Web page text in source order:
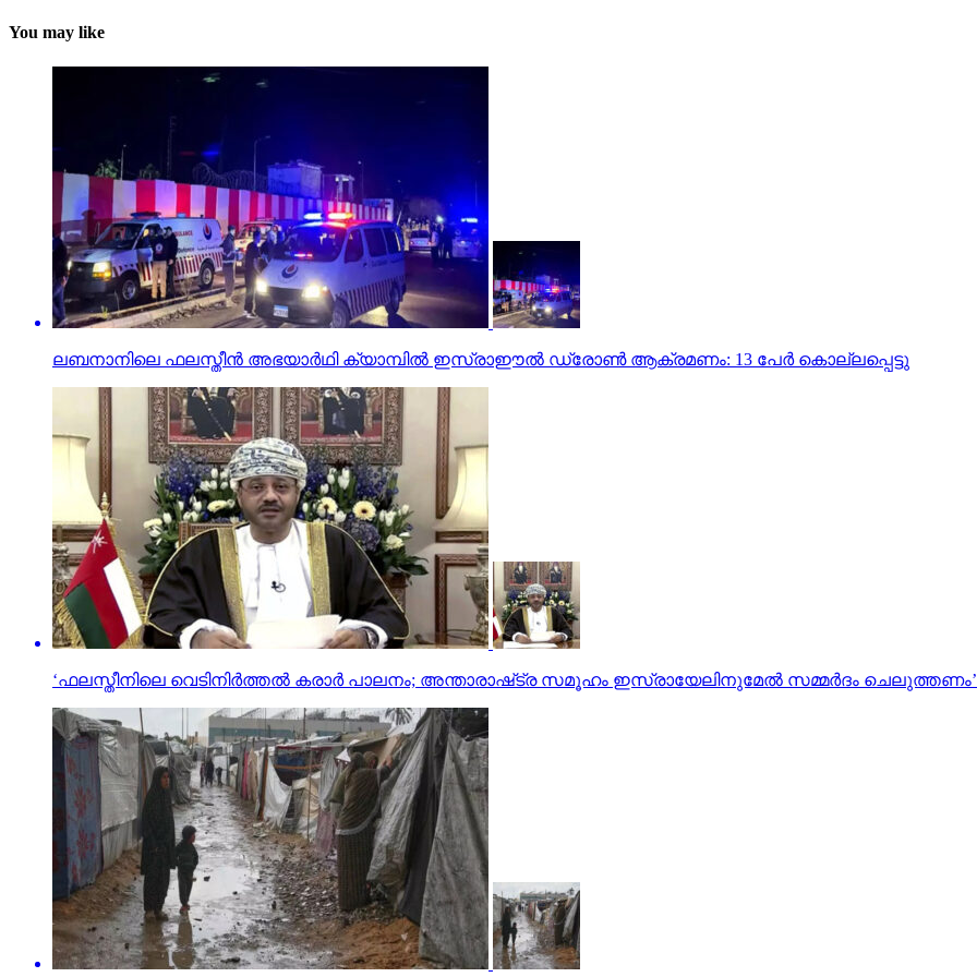
You may like
ലബനാനിലെ ഫലസ്തീന്‍ അഭയാര്‍ഥി ക്യാമ്പില്‍ ഇസ്രാഈല്‍ ഡ്രോണ്‍ ആക്രമണം: 13 പേര്‍ കൊല്ലപ്പെട്ടു
‘ഫലസ്തീനിലെ വെടിനിർത്തൽ കരാർ പാലനം; അ​ന്താ​രാ​ഷ്‌​ട്ര സ​മൂ​ഹം ഇ​സ്രായേലിനുമേൽ സ​മ്മ​ർ​ദം